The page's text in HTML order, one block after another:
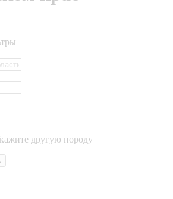
другую породу